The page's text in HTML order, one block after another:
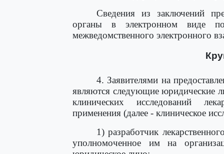
Сведения из заключений
органы в электронном виде
межведомственного электронного
4. Заявителями на
являются следующие юридические
клинических исследований
применения (далее - клиническое
1) разработчик
уполномоченное им на